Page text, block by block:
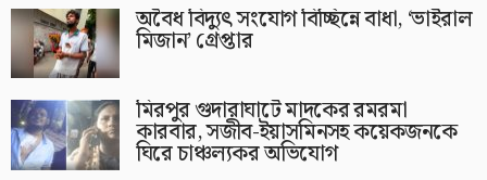
অবৈধ বিদ্যুৎ সংযোগ বিচ্ছিন্নে বাধা, ‘ভাইরাল
মিজান’ গ্রেপ্তার
মিরপুর গুদারাঘাটে মাদকের রমরমা
কারবার, সজীব-ইয়াসমিনসহ কয়েকজনকে
ঘিরে চাঞ্চল্যকর অভিযোগ